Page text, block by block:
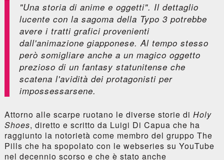
"Una storia di anime e oggetti". Il dettaglio
lucente con la sagoma della Typo 3 potrebbe
avere i tratti grafici provenienti
dall'animazione giapponese. Al tempo stesso
però somigliare anche a un magico oggetto
prezioso di un fantasy statunitense che
scatena l'avidità dei protagonisti per
impossessarsene.
Attorno alle scarpe ruotano le diverse storie di Holy
Shoes, diretto e scritto da Luigi Di Capua che ha
raggiunto la notorietà come membro del gruppo The
Pills che ha spopolato con le webseries su YouTube
nel decennio scorso e che è stato anche